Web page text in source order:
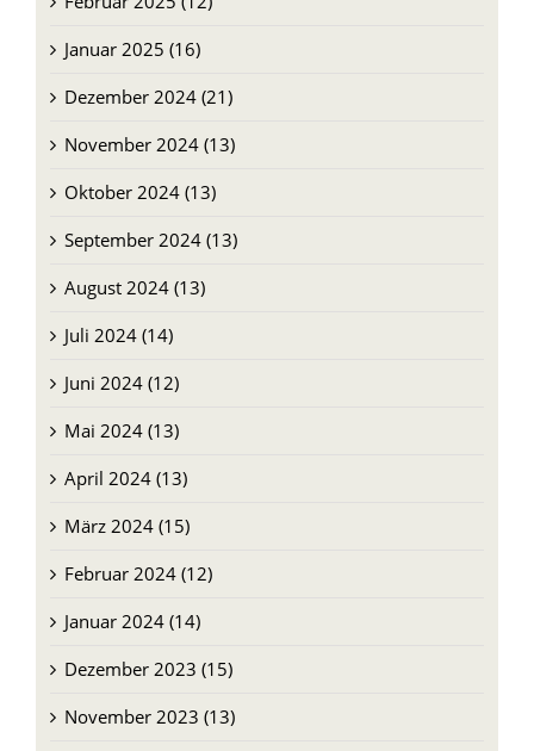
Januar 2025 (16)
Dezember 2024 (21)
November 2024 (13)
Oktober 2024 (13)
September 2024 (13)
August 2024 (13)
Juli 2024 (14)
Juni 2024 (12)
Mai 2024 (13)
April 2024 (13)
März 2024 (15)
Februar 2024 (12)
Januar 2024 (14)
Dezember 2023 (15)
November 2023 (13)